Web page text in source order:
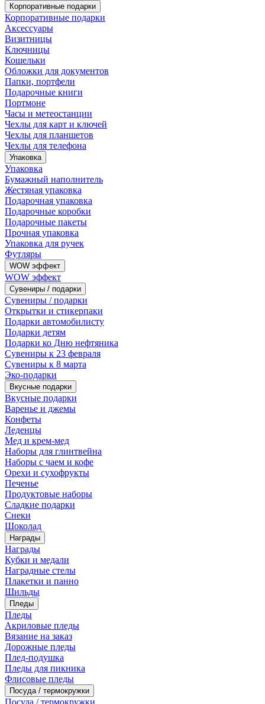
Корпоративные подарки
Корпоративные подарки
Аксессуары
Визитницы
Ключницы
Кошельки
Обложки для документов
Папки, портфели
Подарочные книги
Портмоне
Часы и метеостанции
Чехлы для карт и ключей
Чехлы для планшетов
Чехлы для телефона
Упаковка
Упаковка
Бумажный наполнитель
Жестяная упаковка
Подарочная упаковка
Подарочные коробки
Подарочные пакеты
Прочная упаковка
Упаковка для ручек
Футляры
WOW эффект
WOW эффект
Сувениры / подарки
Сувениры / подарки
Открытки и стикерпаки
Подарки автомобилисту
Подарки детям
Подарки ко Дню нефтяника
Сувениры к 23 февраля
Сувениры к 8 марта
Эко-подарки
Вкусные подарки
Вкусные подарки
Варенье и джемы
Конфеты
Леденцы
Мед и крем-мед
Наборы для глинтвейна
Наборы с чаем и кофе
Орехи и сухофрукты
Печенье
Продуктовые наборы
Сладкие подарки
Снеки
Шоколад
Награды
Награды
Кубки и медали
Наградные стелы
Плакетки и панно
Шильды
Пледы
Пледы
Акриловые пледы
Вязание на заказ
Дорожные пледы
Плед-подушка
Пледы для пикника
Флисовые пледы
Посуда / термокружки
Посуда / термокружки